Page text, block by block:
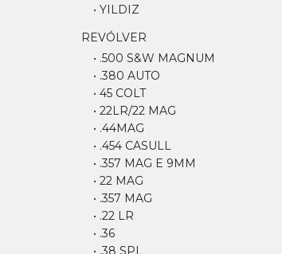
• YILDIZ
REVÓLVER
• .500 S&W MAGNUM
• .380 AUTO
• 45 COLT
• 22LR/22 MAG
• .44MAG
• .454 CASULL
• .357 MAG E 9MM
• 22 MAG
• .357 MAG
• .22 LR
• .36
• .38 SPL